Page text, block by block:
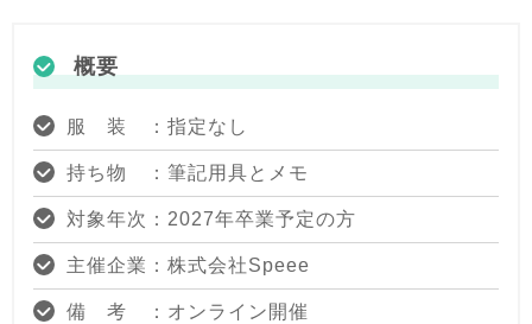
概要
服 装 ：指定なし
持ち物 ：筆記用具とメモ
対象年次：2027年卒業予定の方
主催企業：株式会社Speee
備 考 ：オンライン開催